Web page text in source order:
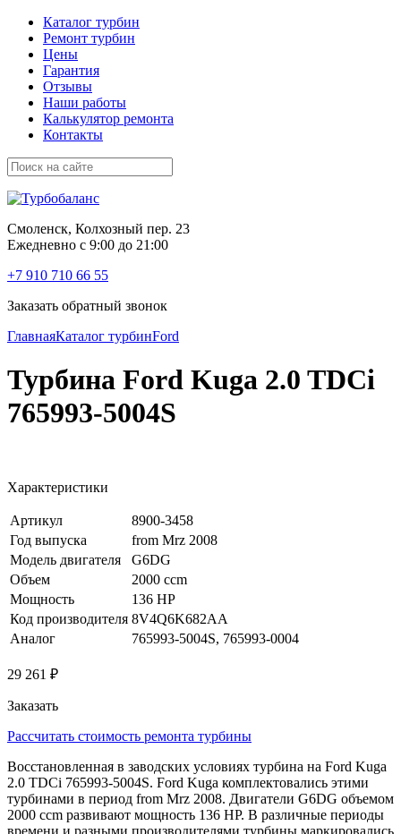
Каталог турбин
Ремонт турбин
Цены
Гарантия
Отзывы
Наши работы
Калькулятор ремонта
Контакты
Смоленск, Колхозный пер. 23
Ежедневно с 9:00 до 21:00
+7 910 710 66 55
Заказать обратный звонок
ГлавнаяКаталог турбинFord
Турбина Ford Kuga 2.0 TDCi
765993-5004S
Характеристики
Артикул
8900-3458
Год выпуска
from Mrz 2008
Модель двигателя
G6DG
Объем
2000 ccm
Мощность
136 HP
Код производителя 8V4Q6K682AA
Аналог
765993-5004S, 765993-0004
29 261 ₽
Заказать
Рассчитать стоимость ремонта турбины
Восстановленная в заводских условиях турбина на Ford Kuga
2.0 TDCi 765993-5004S. Ford Kuga комплектовались этими
турбинами в период from Mrz 2008. Двигатели G6DG объемом
2000 ccm развивают мощность 136 HP. В различные периоды
времени и разными производителями турбины маркировались